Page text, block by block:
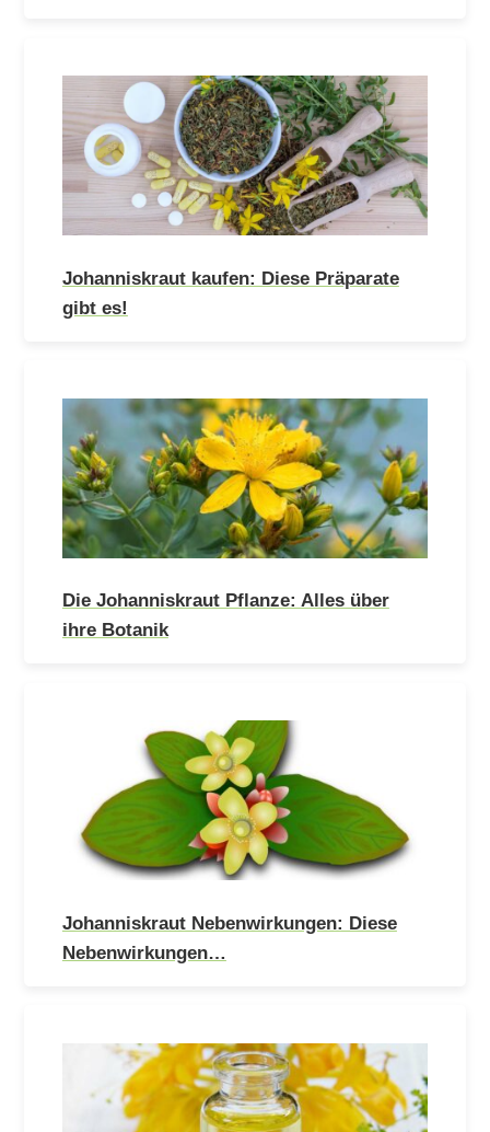
Johanniskraut kaufen: Diese Präparate
gibt es!
Die Johanniskraut Pflanze: Alles über
ihre Botanik
Johanniskraut Nebenwirkungen: Diese
Nebenwirkungen…